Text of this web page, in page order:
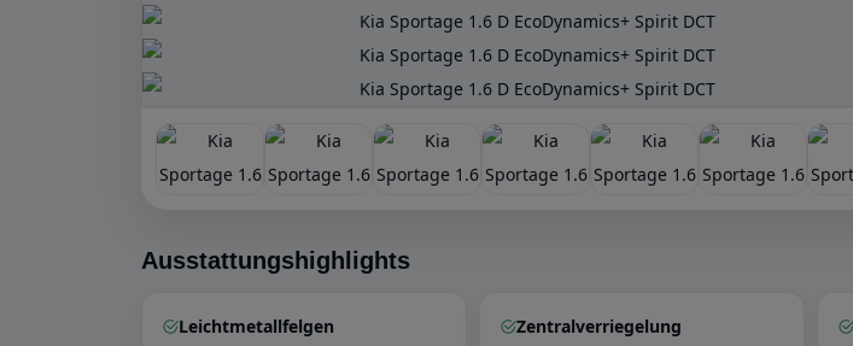
Ausstattungshighlights
Leichtmetallfelgen Zentralverriegelung